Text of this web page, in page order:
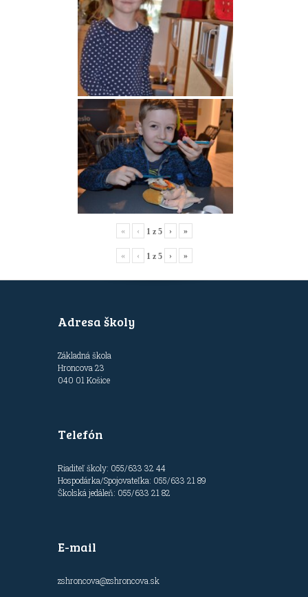
« ‹ 1z 5 › »
« ‹ 1z 5 › »
Adresa školy
Základná škola
Hroncova 23
040 01 Košice
Telefón
Riaditeľ školy: 055/633 32 44
Hospodárka/Spojovateľka: 055/633 21 89
Školská jedáleň: 055/633 21 82
E-mail
zshroncova@zshroncova.sk